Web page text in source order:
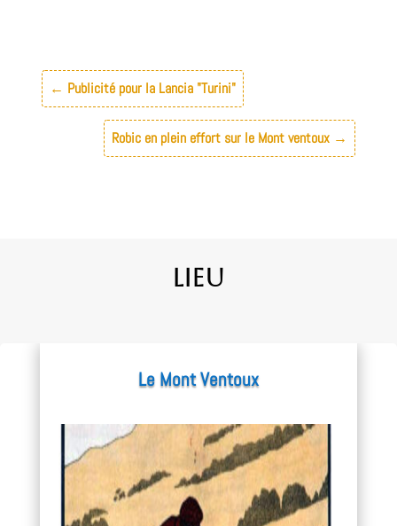
← Publicité pour la Lancia "Turini"
Robic en plein effort sur le Mont ventoux →
Lieu
Le Mont Ventoux